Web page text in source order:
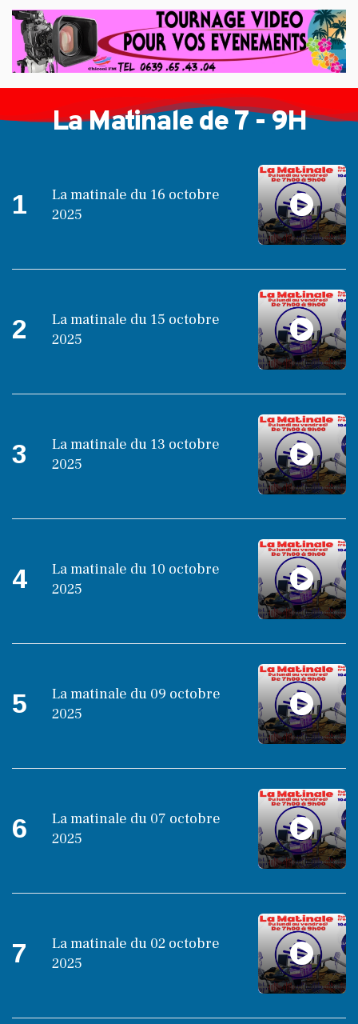
La Matinale de 7 - 9H
1
La matinale du 16 octobre
2025
2
La matinale du 15 octobre
2025
3
La matinale du 13 octobre
2025
4
La matinale du 10 octobre
2025
5
La matinale du 09 octobre
2025
6
La matinale du 07 octobre
2025
7
La matinale du 02 octobre
2025